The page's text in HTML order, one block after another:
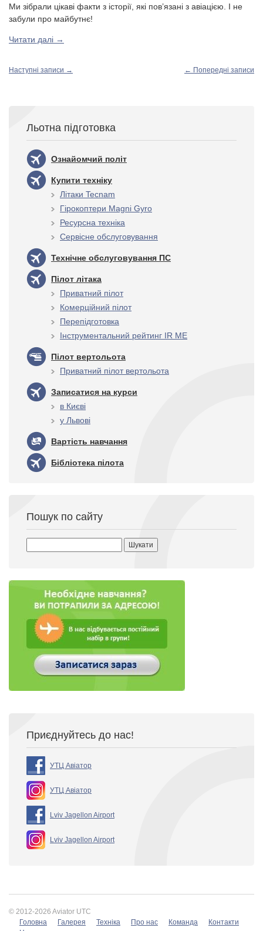
Ми зібрали цікаві факти з історії, які пов’язані з авіацією. І не
забули про майбутнє!
Читати далі →
← Попередні записи
Наступні записи →
Льотна підготовка
Ознайомчий політ
Купити техніку
Літаки Tecnam
Гірокоптери Magni Gyro
Ресурсна техніка
Сервісне обслуговування
Технічне обслуговування ПС
Пілот літака
Приватний пілот
Комерційний пілот
Перепідготовка
Інструментальний рейтинг IR ME
Пілот вертольота
Приватний пілот вертольота
Записатися на курси
в Києві
у Львові
Вартість навчання
Бібліотека пілота
Пошук по сайту
Приєднуйтесь до нас!
УТЦ Авіатор
УТЦ Авіатор
Lviv Jagellon Airport
Lviv Jagellon Airport
© 2012-2026 Aviator UTC
Головна
Галерея Техніка Про нас Команда
Контакти